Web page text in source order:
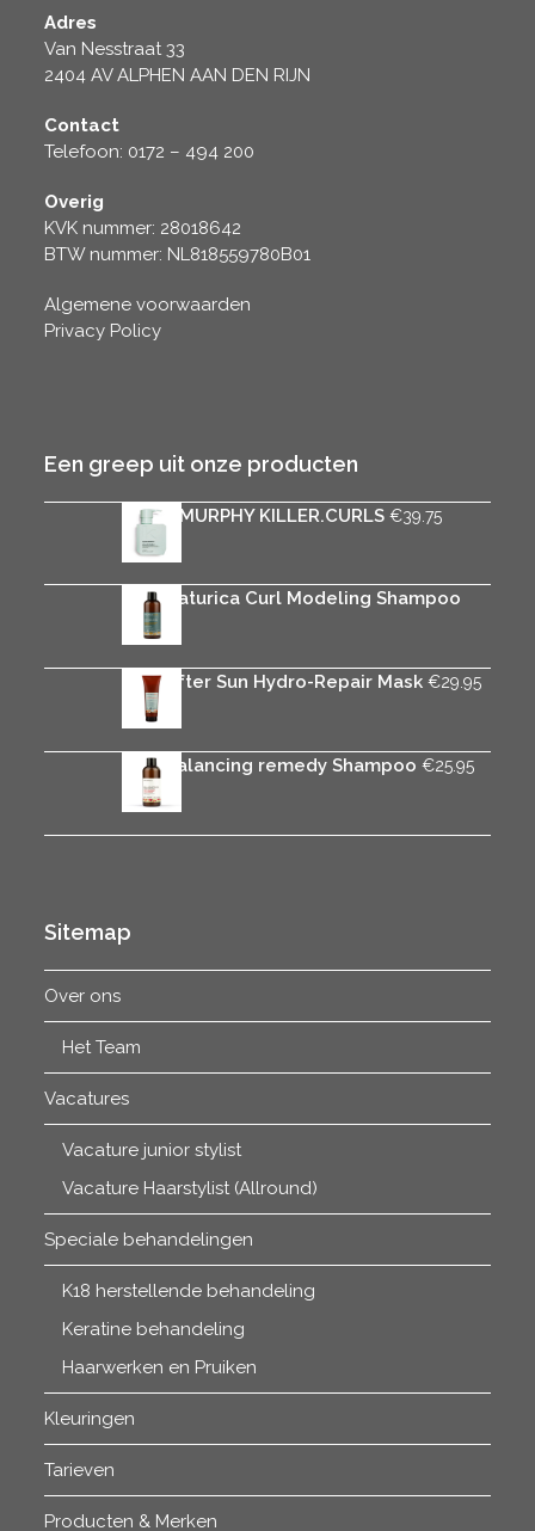
Adres
Van Nesstraat 33
2404 AV ALPHEN AAN DEN RIJN
Contact
Telefoon: 0172 – 494 200
Overig
KVK nummer: 28018642
BTW nummer: NL818559780B01
Algemene voorwaarden
Privacy Policy
Een greep uit onze producten
KEVIN.MURPHY KILLER.CURLS €39.75
Rica Naturica Curl Modeling Shampoo
25.95
Rica After Sun Hydro-Repair Mask €29.95
Rica Balancing remedy Shampoo €25.95
Sitemap
Over ons
Het Team
Vacatures
Vacature junior stylist
Vacature Haarstylist (Allround)
Speciale behandelingen
K18 herstellende behandeling
Keratine behandeling
Haarwerken en Pruiken
Kleuringen
Tarieven
Producten & Merken